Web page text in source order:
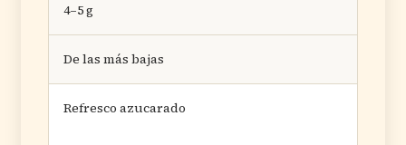
4–5 g
De las más bajas
Refresco azucarado